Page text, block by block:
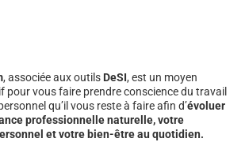
, associée aux outils DeSI, est un moyen
vous faire prendre conscience du travail
qu’il vous reste à faire afin d’évoluer
professionnelle naturelle, votre
et votre bien-être au quotidien.